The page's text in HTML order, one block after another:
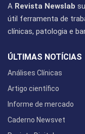
A Revista Newslab
útil ferramenta de
clínicas, patologia e
ÚLTIMAS NOTÍCIAS
Análises Clínicas
Artigo científico
Informe de mercado
Caderno Newsvet